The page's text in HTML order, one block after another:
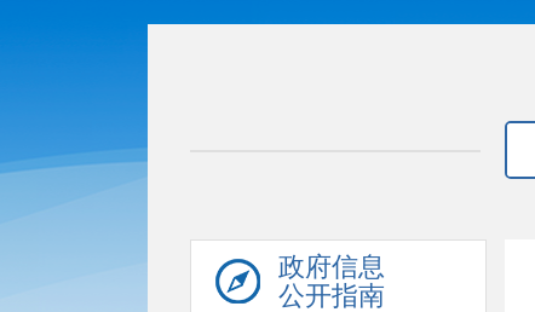
政府信息
公开指南